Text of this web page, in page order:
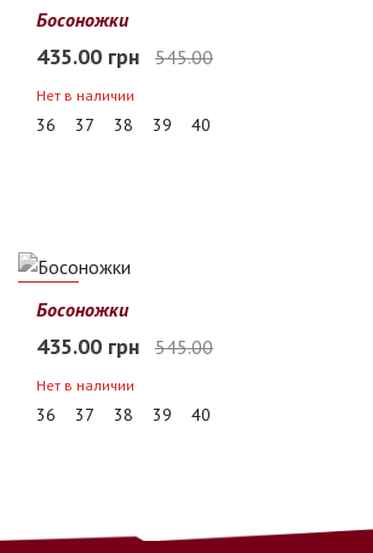
20%
Босоножки
435.00 грн 545.00
Нет в наличии
36 37 38 39 40
20%
Босоножки
435.00 грн 545.00
Нет в наличии
36 37 38 39 40